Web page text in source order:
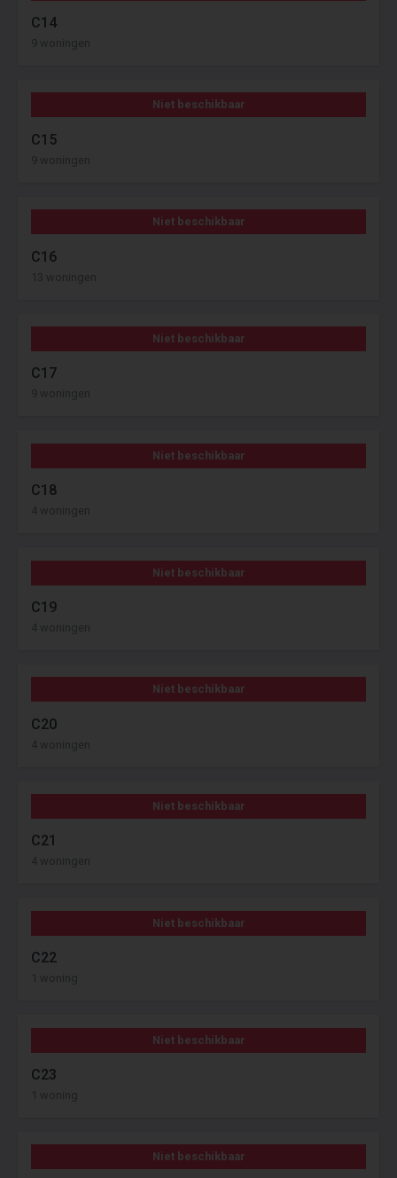
C14
9 woningen
Niet beschikbaar
C15
9 woningen
Niet beschikbaar
C16
13 woningen
Niet beschikbaar
C17
9 woningen
Niet beschikbaar
C18
4 woningen
Niet beschikbaar
C19
4 woningen
Niet beschikbaar
C20
4 woningen
Niet beschikbaar
C21
4 woningen
Niet beschikbaar
C22
1 woning
Niet beschikbaar
C23
1 woning
Niet beschikbaar